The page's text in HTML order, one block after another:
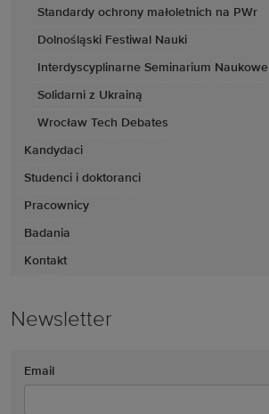
Standardy ochrony małoletnich na PWr
Dolnośląski Festiwal Nauki
Interdyscyplinarne Seminarium Naukowe
Solidarni z Ukrainą
Wrocław Tech Debates
Kandydaci
Studenci i doktoranci
Pracownicy
Badania
Kontakt
Newsletter
Email